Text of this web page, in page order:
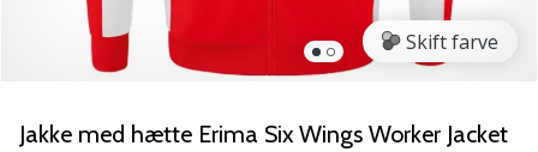
NITRO
de
Skift farve
Jakke med hætte Erima Six Wings Worker Jacket